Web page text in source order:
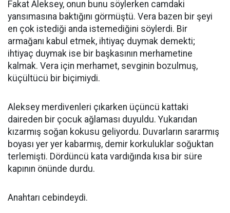
Fakat Aleksey, onun bunu söylerken camdaki
yansımasına baktığını görmüştü. Vera bazen bir şeyi
en çok istediği anda istemediğini söylerdi. Bir
armağanı kabul etmek, ihtiyaç duymak demekti;
ihtiyaç duymak ise bir başkasının merhametine
kalmak. Vera için merhamet, sevginin bozulmuş,
küçültücü bir biçimiydi.
Aleksey merdivenleri çıkarken üçüncü kattaki
daireden bir çocuk ağlaması duyuldu. Yukarıdan
kızarmış soğan kokusu geliyordu. Duvarların sararmış
boyası yer yer kabarmış, demir korkuluklar soğuktan
terlemişti. Dördüncü kata vardığında kısa bir süre
kapının önünde durdu.
Anahtarı cebindeydi.